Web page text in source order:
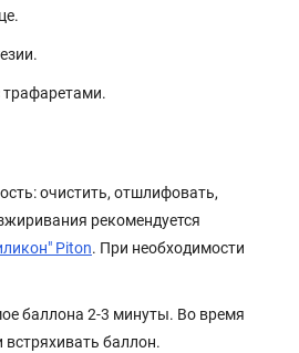
очистить, отшлифовать,
рекомендуется
Piton. При необходимости
баллона 2-3 минуты. Во время
баллон.